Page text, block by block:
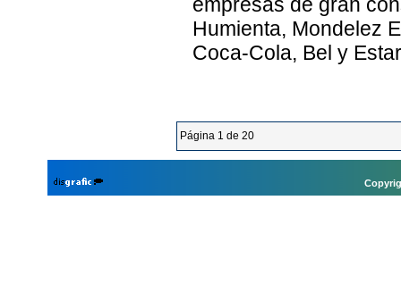
Humienta, Mondelez
Coca-Cola, Bel y
Página 1 de 20